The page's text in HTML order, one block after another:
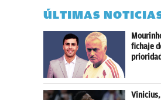
ÚLTIMAS
fichaje
prioridad